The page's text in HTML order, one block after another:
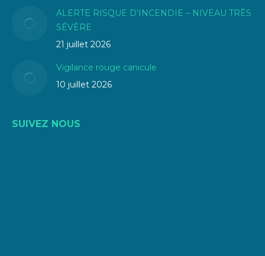
ALERTE RISQUE D’INCENDIE – NIVEAU TRÈS
SÉVÈRE
21 juillet 2026
Vigilance rouge canicule
10 juillet 2026
SUIVEZ NOUS